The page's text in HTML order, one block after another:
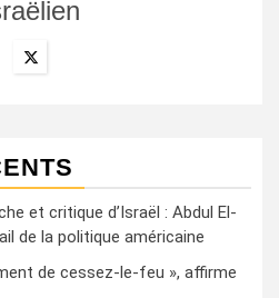
et critique d’Israël : Abdul El-
de la politique américaine
de cessez-le-feu », affirme